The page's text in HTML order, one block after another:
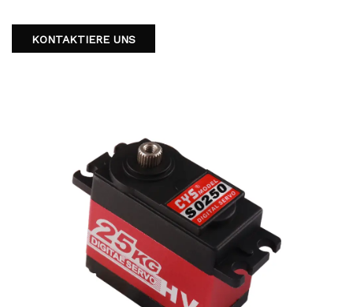
breite Palette von Anwendungsmöglichkeiten. Unabhängig
KONTAKTIERE UNS